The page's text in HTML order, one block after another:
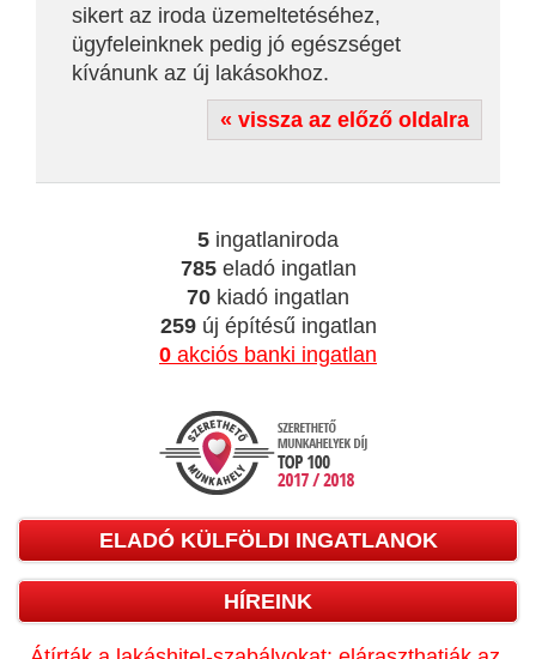
sikert az iroda üzemeltetéséhez,
ügyfeleinknek pedig jó egészséget
kívánunk az új lakásokhoz.
« vissza az előző oldalra
5 ingatlaniroda
785eladó ingatlan
70 kiadó ingatlan
259új építésű ingatlan
0 akciós banki ingatlan
ELADÓ KÜLFÖLDI INGATLANOK
HÍREINK